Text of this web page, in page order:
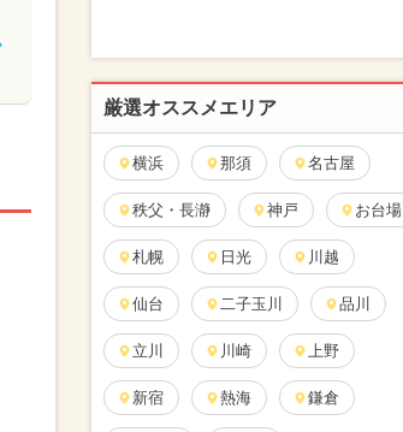
厳選オススメエリア
横浜 那須 名古屋
秩父・長瀞 神戸 お台場
札幌 日光 川越
仙台 二子玉川 品川
立川 川崎 上野
新宿 熱海 鎌倉